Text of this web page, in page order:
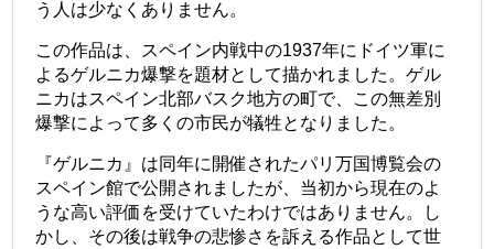
う人は少なくありません。
この作品は、スペイン内戦中の1937年にドイツ軍に
よるゲルニカ爆撃を題材として描かれました。ゲル
ニカはスペイン北部バスク地方の町で、この無差別
爆撃によって多くの市民が犠牲となりました。
『ゲルニカ』は同年に開催されたパリ万国博覧会の
スペイン館で公開されましたが、当初から現在のよ
うな高い評価を受けていたわけではありません。し
かし、その後は戦争の悲惨さを訴える作品として世